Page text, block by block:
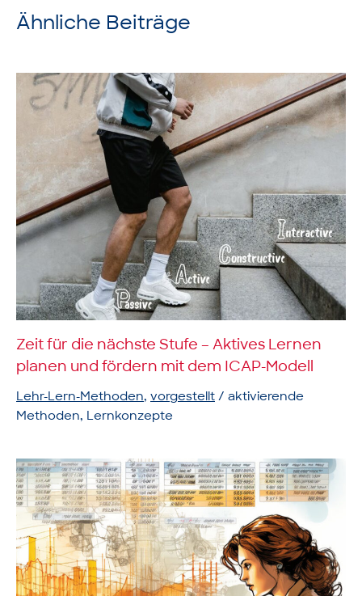
Ähnliche Beiträge
Zeit für die nächste Stufe – Aktives Lernen
planen und fördern mit dem ICAP-Modell
Lehr-Lern-Methoden, vorgestellt / aktivierende
Methoden, Lernkonzepte